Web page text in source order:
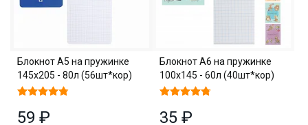
Блокнот А5 на пружинке
145х205 - 80л (56шт*кор)
59 ₽
Блокнот А6 на пружинке
100х145 - 60л (40шт*кор)
35 ₽